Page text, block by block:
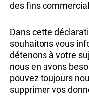
des fins
Dans cette
souhaitons vous
détenons à votre
nous en avons
pouvez toujours
supprimer vos